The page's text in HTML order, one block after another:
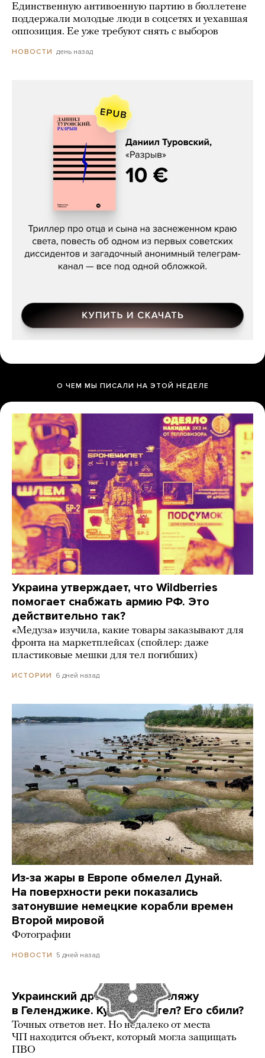
Единственную антивоенную партию в бюллетене
поддержали молодые люди в соцсетях и уехавшая
оппозиция. Ее уже требуют снять с выборов
НОВОСТИ день назад
Даниил Туровский, «Разрыв»
О ЧЕМ МЫ ПИСАЛИ НА ЭТОЙ НЕДЕЛЕ
Украина утверждает, что Wildberries
помогает снабжать армию РФ. Это
действительно так?
«Медуза» изучила, какие товары заказывают для
фронта на маркетплейсах (спойлер: даже
пластиковые мешки для тел погибших)
ИСТОРИИ 6 дней назад
Из-за жары в Европе обмелел Дунай.
На поверхности реки показались
затонувшие немецкие корабли времен
Второй мировой
Фотографии
НОВОСТИ 5 дней назад
Украинский дрон попал по пляжу
в Геленджике. Куда он летел? Его сбили?
Точных ответов нет. Но недалеко от места
ЧП находится объект, который могла защищать
ПВО